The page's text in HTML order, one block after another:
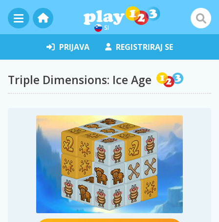
SI
PRIJAVA REGISTRIRAJ SE
Triple Dimensions: Ice Age